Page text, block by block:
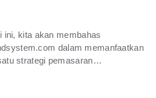
ini, kita akan membahas
dalam memanfaatkan
strategi pemasaran…